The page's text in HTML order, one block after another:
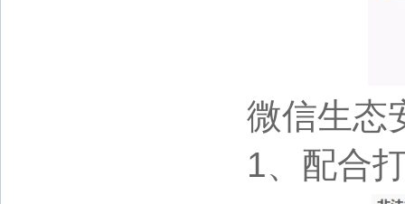
微信生态
1、配合